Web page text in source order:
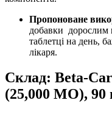
Пропоноване
добавки дорослим
таблетці на день,
лікаря.
Склад: Beta-
(25,000 МО), 90